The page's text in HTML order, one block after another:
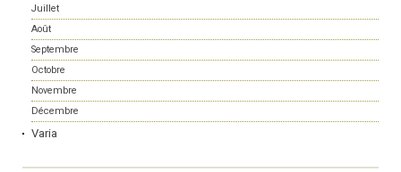
Juillet
Août
Septembre
Octobre
Novembre
Décembre
Varia